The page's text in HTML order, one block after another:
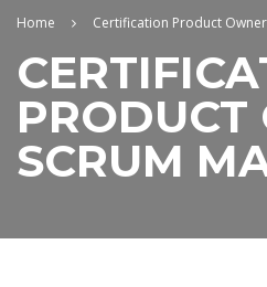
Home Certification Product
SCRUM